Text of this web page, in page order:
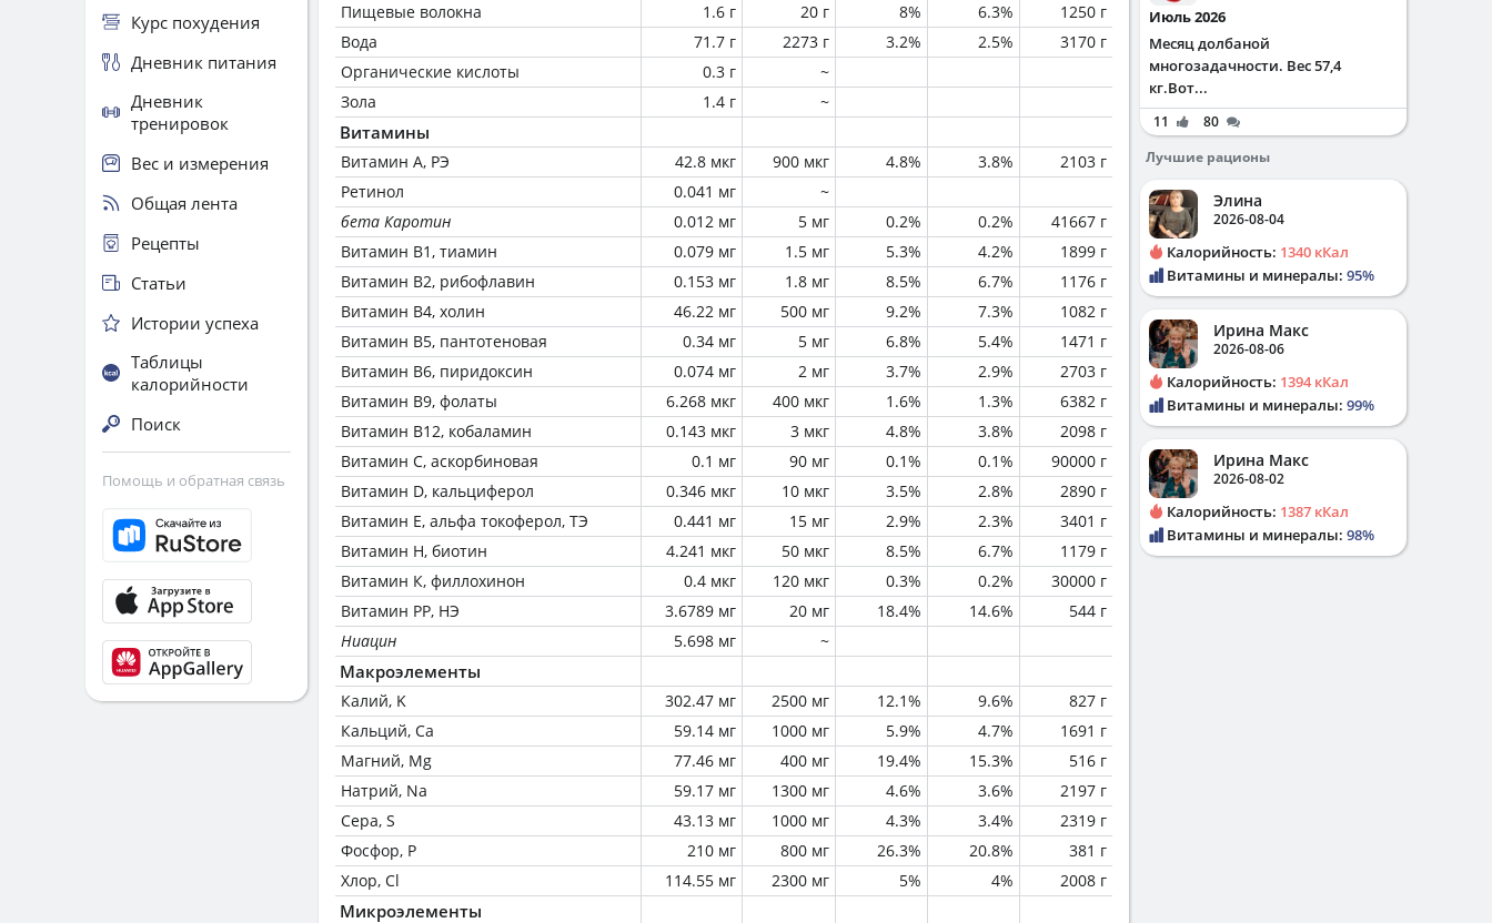
Пищевые волокна
1.6 г 20 г 8% 6.3%
1250 г
Вода
71.7 г 2273 г 3.2% 2.5%
3170 г
Органические кислоты
0.3 г
~
Зола
1.4 г ~
Витамины
Витамин А, РЭ 42.8 мкг 900 мкг 4.8% 3.8%
2103 г
Ретинол
0.041 мг
~
бета Каротин
0.012 мг 5 мг 0.2% 0.2%
41667 г
Витамин В1, тиамин
0.079 мг 1.5 мг 5.3% 4.2%
1899 г
Витамин В2, рибофлавин
0.153 мг 1.8 мг 8.5% 6.7%
1176 г
Витамин В4, холин
46.22 мг 500 мг 9.2% 7.3%
1082 г
Витамин В5, пантотеновая
0.34 мг 5 мг 6.8% 5.4%
1471 г
Витамин В6, пиридоксин
0.074 мг 2 мг 3.7% 2.9%
2703 г
Витамин В9, фолаты
6.268 мкг 400 мкг 1.6% 1.3%
6382 г
Витамин В12, кобаламин
0.143 мкг 3 мкг 4.8% 3.8%
2098 г
Витамин C, аскорбиновая
0.1 мг 90 мг 0.1% 0.1%
90000 г
Витамин D, кальциферол
0.346 мкг 10 мкг 3.5% 2.8%
2890 г
Витамин Е, альфа токоферол, ТЭ
0.441 мг 15 мг 2.9% 2.3%
3401 г
Витамин Н, биотин
4.241 мкг 50 мкг 8.5% 6.7%
1179 г
Витамин К, филлохинон
0.4 мкг 120 мкг 0.3% 0.2%
30000 г
Витамин РР, НЭ
3.6789 мг 20 мг 18.4% 14.6%
544 г
Ниацин
5.698 мг ~
Макроэлементы
Калий, K 302.47 мг 2500 мг 12.1% 9.6%
827 г
Кальций, Ca
59.14 мг 1000 мг 5.9% 4.7%
1691 г
Магний, Mg
77.46 мг 400 мг 19.4% 15.3%
516 г
Натрий, Na
59.17 мг 1300 мг 4.6% 3.6%
2197 г
Сера, S
43.13 мг 1000 мг 4.3% 3.4%
2319 г
Фосфор, P
210 мг 800 мг 26.3% 20.8%
381 г
Хлор, Cl
114.55 мг 2300 мг 5% 4% 2008 г
Микроэлементы
Курс похудения
Дневник питания
Дневник
тренировок
Вес и измерения
Общая лента
Рецепты
Статьи
Истории успеха
Таблицы
калорийности
Поиск
Помощь и обратная связь
Июль 2026
Месяц долбаной
многозадачности. Вес 57,4
кг.Вот...
11
80
Лучшие рационы
Элина
2026-08-04
Калорийность: 1340 кКал
Витамины и минералы: 95%
Ирина Макс
2026-08-06
Калорийность: 1394 кКал
Витамины и минералы: 99%
Ирина Макс
2026-08-02
Калорийность: 1387 кКал
Витамины и минералы: 98%